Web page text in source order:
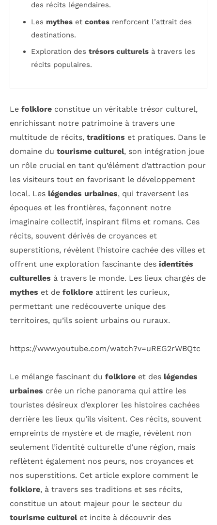
des récits légendaires.
Les mythes et contes renforcent l’attrait des
destinations.
Exploration des trésors culturels à travers les
récits populaires.
Le folklore constitue un véritable trésor culturel,
enrichissant notre patrimoine à travers une
multitude de récits, traditions et pratiques. Dans le
domaine du tourisme culturel, son intégration joue
un rôle crucial en tant qu’élément d’attraction pour
les visiteurs tout en favorisant le développement
local. Les légendes urbaines, qui traversent les
époques et les frontières, façonnent notre
imaginaire collectif, inspirant films et romans. Ces
récits, souvent dérivés de croyances et
superstitions, révèlent l’histoire cachée des villes et
offrent une exploration fascinante des identités
culturelles à travers le monde. Les lieux chargés de
mythes et de folklore attirent les curieux,
permettant une redécouverte unique des
territoires, qu’ils soient urbains ou ruraux.
https://www.youtube.com/watch?v=uREG2rWBQtc
Le mélange fascinant du folklore et des légendes
urbaines crée un riche panorama qui attire les
touristes désireux d’explorer les histoires cachées
derrière les lieux qu’ils visitent. Ces récits, souvent
empreints de mystère et de magie, révèlent non
seulement l’identité culturelle d’une région, mais
reflètent également nos peurs, nos croyances et
nos superstitions. Cet article explore comment le
folklore, à travers ses traditions et ses récits,
constitue un atout majeur pour le secteur du
tourisme culturelet incite à découvrir des